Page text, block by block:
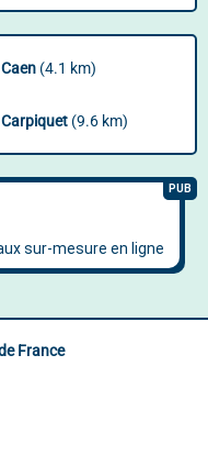
Caen (4.1 km)
Carpiquet (9.6 km)
France